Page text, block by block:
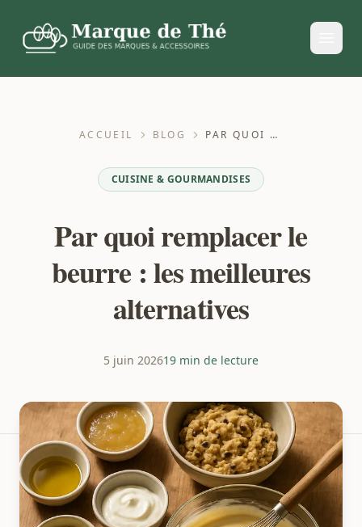
ACCUEIL BLOG PAR QUOI REMPLACER LE BEURRE : LES MEILLEURES ALTERNATIVES
CUISINE & GOURMANDISES
Par quoi remplacer le
beurre : les meilleures
alternatives
5 juin 202619 min de lecture